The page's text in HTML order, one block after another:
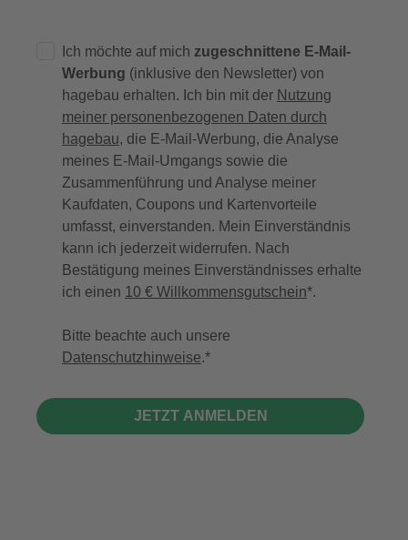
Ich möchte auf mich zugeschnittene E-Mail-
Werbung (inklusive den Newsletter) von
hagebau erhalten. Ich bin mit der Nutzung
meiner personenbezogenen Daten durch
hagebau, die E-Mail-Werbung, die Analyse
meines E-Mail-Umgangs sowie die
Zusammenführung und Analyse meiner
Kaufdaten, Coupons und Kartenvorteile
umfasst, einverstanden. Mein Einverständnis
kann ich jederzeit widerrufen. Nach
Bestätigung meines Einverständnisses erhalte
ich einen 10 € Willkommensgutschein*.
Bitte beachte auch unsere
Datenschutzhinweise.
JETZT ANMELDEN